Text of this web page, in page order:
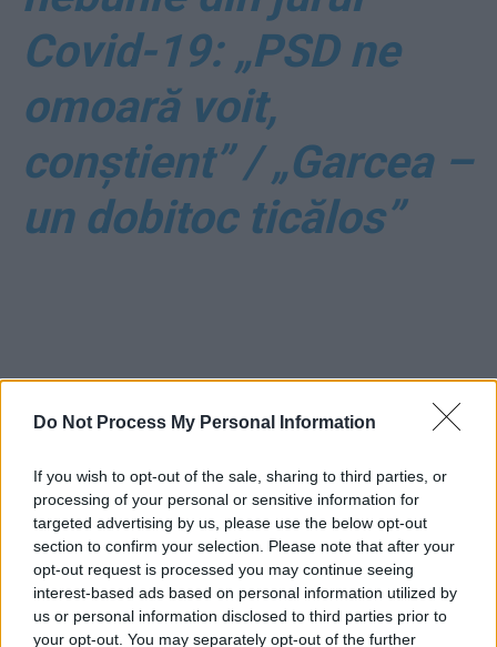
Do Not Process My Personal Information
If you wish to opt-out of the sale, sharing to third parties, or
processing of your personal or sensitive information for
targeted advertising by us, please use the below opt-out
section to confirm your selection. Please note that after your
opt-out request is processed you may continue seeing
interest-based ads based on personal information utilized by
us or personal information disclosed to third parties prior to
your opt-out. You may separately opt-out of the further
Covid-19: „PSD ne
omoară voit,
conștient” / „Garcea –
un dobitoc ticălos”